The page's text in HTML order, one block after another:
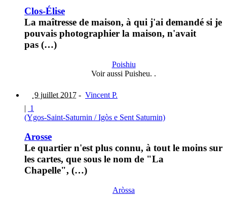
Clos-Élise
La maîtresse de maison, à qui j'ai demandé si je
pouvais photographier la maison, n'avait
pas (…)
Poishiu
Voir aussi Puisheu. .
9 juillet 2017 - Vincent P.
| 1
(Ygos-Saint-Saturnin / Igòs e Sent Saturnin)
Arosse
Le quartier n'est plus connu, à tout le moins sur
les cartes, que sous le nom de "La
Chapelle", (…)
Aròssa